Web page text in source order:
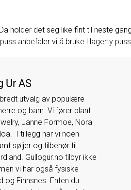
holder det seg like fint til neste
anbefaler vi å bruke Hagerty
Ur AS
utvalg av populære
og barn. Vi fører blant
Janne Formoe, Nora
I tillegg har vi noen
søljer og tilbehør til
Gullogur.no tilbyr ikke
vi har også fysiske
og Finnsnes. Enten du